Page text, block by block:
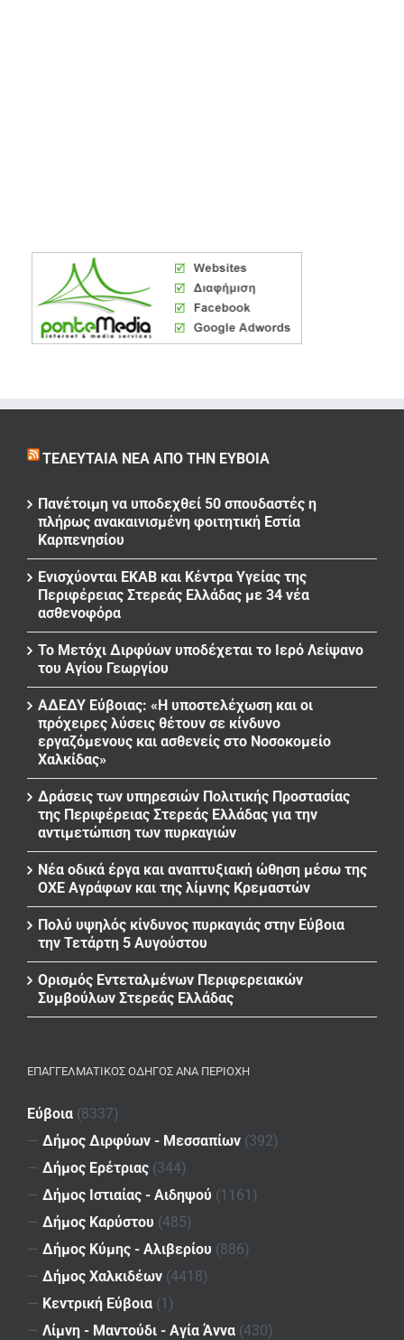
ΤΕΛΕΥΤΑΊΑ ΝΈΑ ΑΠΌ ΤΗΝ ΕΎΒΟΙΑ
Πανέτοιμη να υποδεχθεί 50 σπουδαστές η
πλήρως ανακαινισμένη φοιτητική Εστία
Καρπενησίου
Ενισχύονται ΕΚΑΒ και Κέντρα Υγείας της
Περιφέρειας Στερεάς Ελλάδας με 34 νέα
ασθενοφόρα
Το Μετόχι Διρφύων υποδέχεται το Ιερό Λείψανο
του Αγίου Γεωργίου
ΑΔΕΔΥ Εύβοιας: «Η υποστελέχωση και οι
πρόχειρες λύσεις θέτουν σε κίνδυνο
εργαζόμενους και ασθενείς στο Νοσοκομείο
Χαλκίδας»
Δράσεις των υπηρεσιών Πολιτικής Προστασίας
της Περιφέρειας Στερεάς Ελλάδας για την
αντιμετώπιση των πυρκαγιών
Νέα οδικά έργα και αναπτυξιακή ώθηση μέσω της
ΟΧΕ Αγράφων και της λίμνης Κρεμαστών
Πολύ υψηλός κίνδυνος πυρκαγιάς στην Εύβοια
την Τετάρτη 5 Αυγούστου
Ορισμός Εντεταλμένων Περιφερειακών
Συμβούλων Στερεάς Ελλάδας
ΕΠΑΓΓΕΛΜΑΤΙΚΌΣ ΟΔΗΓΌΣ ΑΝΆ ΠΕΡΙΟΧΉ
Εύβοια (8337)
— Δήμος Διρφύων - Μεσσαπίων (392)
— Δήμος Ερέτριας (344)
— Δήμος Ιστιαίας - Αιδηψού (1161)
— Δήμος Καρύστου (485)
— Δήμος Κύμης - Αλιβερίου (886)
— Δήμος Χαλκιδέων (4418)
— Κεντρική Εύβοια (1)
— Λίμνη - Μαντούδι - Αγία Άννα (430)